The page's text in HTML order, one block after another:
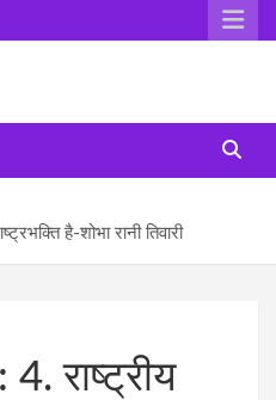
है-शोभा रानी तिवारी
राष्ट्रीय